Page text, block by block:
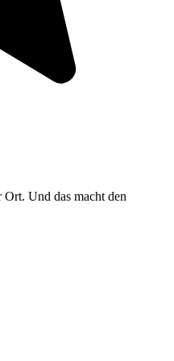
Ort. Und das macht den